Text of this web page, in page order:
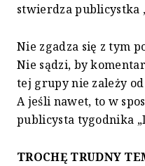
stwierdza publicystka
Nie zgadza się z tym
Nie sądzi, by
tej grupy nie zależy
A jeśli nawet, to w
publicysta tygodnika
TROCHĘ TRUDNY